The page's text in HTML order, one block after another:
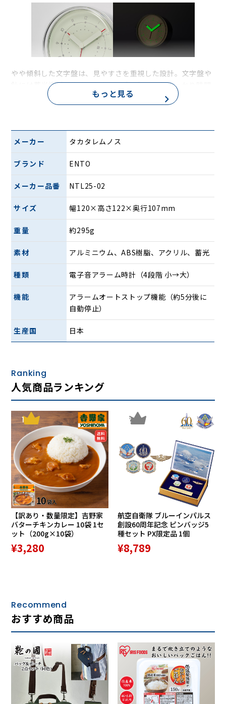
やや傾斜した文字盤は、見やすさを重視した設計。文字盤や
針には蓄光塗料が施されており、暗い部屋でもしっかり時間
を確認できます（ALモデルは針と文字盤の印刷、LGNモデル
は針のみ蓄光）。
清潔感のあるライトグリーンと、メタリックな質感が美しい
アルミニウムの２色展開。洗練されたビジュアルと機能性を
兼ね備えたデザインは、ベッドサイドやデスク、玄関など、
さまざまな生活空間に自然と調和します。
シンプルだからこそ存在感が際立つ、日々の暮らしに寄り添
うアラームクロックです。
94年 英国建築家協会建築学校（AAスクール）ディプロマコ
ース修了。帰国後、建築やプロダクトのデザインのほか、ブ
ランドのプロデュース、ディレクションを行う。2003年有限
会社テラダデザイン一級建築士事務所設立。2011年「テラダ
モケイ」設立。2013年「寺田模型店」を東京・下北沢に開
店。2014年 株式会社インターオフィス取締役、2018年～24
年 株式会社インターオフィス代表取締役社長。武蔵野美術
大学非常勤講師、グッドデザイン賞審査委員。
時計は、単に時を刻むだけでなく、空間そのものを美しく演
出する存在です。ときには凛と佇む花のように、ときには光
輝く宝石のように。毎日何気なく目にするものだからこそ、
日々の暮らしを豊かにするデザインでありたい—そんな想い
つ丁寧に仕上げられています。素材と真摯に向き合い、その
個性や魅力を最大限に引き出すことで、時を経ても色褪せな
い、普遍的な美しさが生まれます。革新的なデザインと、国
めとした国内外の数々のデザイン賞を受賞し、その品質と美
を高く評価されています。
もっと見る
メーカー タカタレムノス
ブランド ENTO
メーカー品番 NTL25-02
サイズ 幅120×高さ122×奥行107mm
重量 約295g
素材 アルミニウム、ABS樹脂、アクリル、蓄光
種類 電子音アラーム時計（4段階 小→大）
機能
アラームオートストップ機能（約5分後に
自動停止）
生産国 日本
Ranking
人気商品ランキング
1
【訳あり・数量限定】吉野家
バターチキンカレー 10袋 1セ
ット（200g×10袋）
¥3,280
2
航空自衛隊 ブルーインパルス
創設60周年記念 ピンバッジ5
種セット PX限定品 1個
¥8,789
Recommend
おすすめ商品